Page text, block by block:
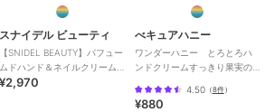
ハンドケア・ネイルケア
保湿
ハンドクリーム・ネイルケア
保湿
スナイデル ビューティ
【SNIDEL BEAUTY】パフュー
ムドハンド＆ネイルクリーム
ブレッシングローズ
¥2,970
べキュアハニー
ワンダーハニー とろとろハ
ンドクリームすっきり果実の
4.50（8件）
¥880